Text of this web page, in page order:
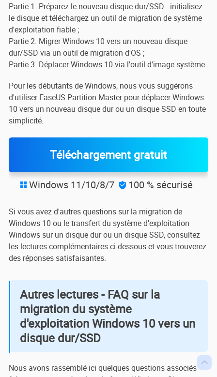

Partie 1. Préparez le nouveau disque dur/SSD - initialisez
le disque et téléchargez un outil de migration de système
d'exploitation fiable ;
Partie 2. Migrer Windows 10 vers un nouveau disque
dur/SSD via un outil de migration d'OS ;
Partie 3. Déplacer Windows 10 via l'outil d'image système.
Pour les débutants de Windows, nous vous suggérons
d'utiliser EaseUS Partition Master pour déplacer Windows
10 vers un nouveau disque dur ou un disque SSD en toute
simplicité.
Téléchargement gratuit
 Windows 11/10/8/7  100 % sécurisé
Si vous avez d'autres questions sur la migration de
Windows 10 ou le transfert du système d'exploitation
Windows sur un disque dur ou un disque SSD, consultez
les lectures complémentaires ci-dessous et vous trouverez
des réponses satisfaisantes.
Autres lectures - FAQ sur la
migration du système
d'exploitation Windows 10 vers un
disque dur/SSD
Nous avons rassemblé ici quelques questions associés